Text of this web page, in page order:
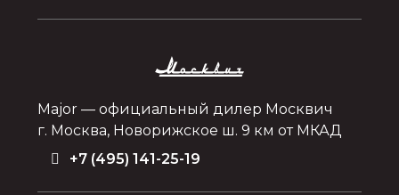
Major — официальный дилер Москвич
г. Москва, Новорижское ш. 9 км от МКАД
+7 (495) 141-25-19